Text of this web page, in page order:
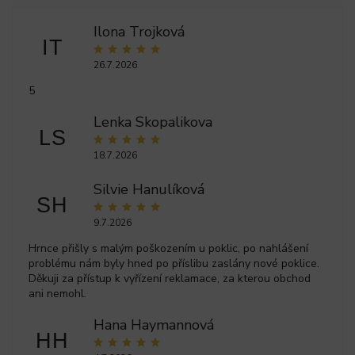
IT
Ilona Trojková
26.7.2026
5
LS
Lenka Skopalikova
18.7.2026
SH
Silvie Hanulíková
9.7.2026
Hrnce přišly s malým poškozením u poklic, po nahlášení
problému nám byly hned po příslibu zaslány nové poklice.
Děkuji za přístup k vyřízení reklamace, za kterou obchod
ani nemohl.
HH
Hana Haymannová